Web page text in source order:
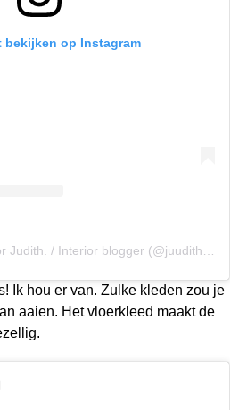
bekijken op Instagram
Een bericht gedeeld door Judith. / Interior blogger (@juudithhome)
Ik hou er van. Zulke kleden zou je
aaien. Het vloerkleed maakt de